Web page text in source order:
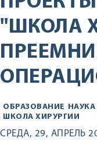
"ШКОЛА
ОБРАЗОВАНИЕ НАУКА
ШКОЛА ХИРУРГИИ
СРЕДА, 29, АПРЕЛЬ